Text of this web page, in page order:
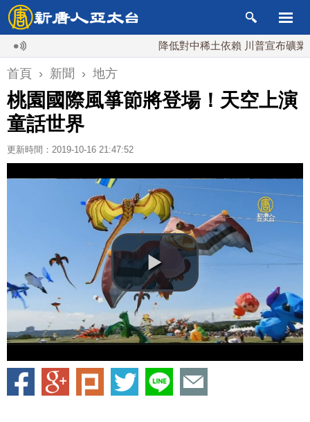
降低對中稀土依賴 川普宣布礦業投資20
首頁 › 新聞 › 地方
桃園國際風箏節將登場！天空上演
童話世界
更新時間：2019-10-16 21:47:52